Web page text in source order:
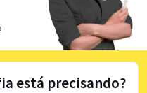
está precisando?